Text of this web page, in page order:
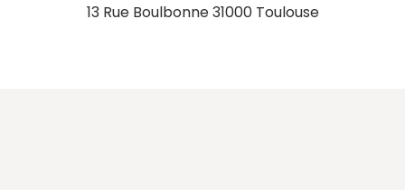
13 Rue Boulbonne 31000 Toulouse